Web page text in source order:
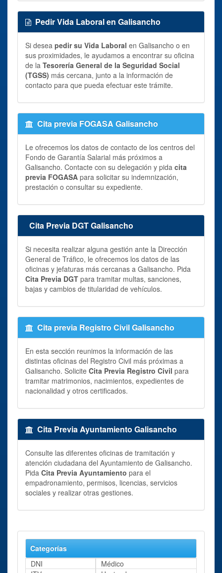
Pedir Vida Laboral en Galisancho
Si desea pedir su Vida Laboral en Galisancho o en
sus proximidades, le ayudamos a encontrar su oficina
de la Tesorería General de la Seguridad Social
(TGSS) más cercana, junto a la información de
contacto para que pueda efectuar este trámite.
Cita previa FOGASA Galisancho
Le ofrecemos los datos de contacto de los centros del
Fondo de Garantía Salarial más próximos a
Galisancho. Contacte con su delegación y pida cita
previa FOGASA para solicitar su indemnización,
prestación o consultar su expediente.
Cita Previa DGT Galisancho
Si necesita realizar alguna gestión ante la Dirección
General de Tráfico, le ofrecemos los datos de las
oficinas y jefaturas más cercanas a Galisancho. Pida
Cita Previa DGT para tramitar multas, sanciones,
bajas y cambios de titularidad de vehículos.
Cita previa Registro Civil Galisancho
En esta sección reunimos la información de las
distintas oficinas del Registro Civil más próximas a
Galisancho. Solicite Cita Previa Registro Civil para
tramitar matrimonios, nacimientos, expedientes de
nacionalidad y otros certificados.
Cita Previa Ayuntamiento Galisancho
Consulte las diferentes oficinas de tramitación y
atención ciudadana del Ayuntamiento de Galisancho.
Pida Cita Previa Ayuntamiento para el
empadronamiento, permisos, licencias, servicios
sociales y realizar otras gestiones.
Categorías
DNI
Médico